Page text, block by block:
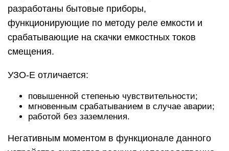
разработаны бытовые приборы,
функционирующие по методу реле емкости и
срабатывающие на скачки емкостных токов
смещения.
УЗО-Е отличается:
повышенной степенью чувствительности;
мгновенным срабатыванием в случае аварии;
работой без заземления.
Негативным моментом в функционале данного